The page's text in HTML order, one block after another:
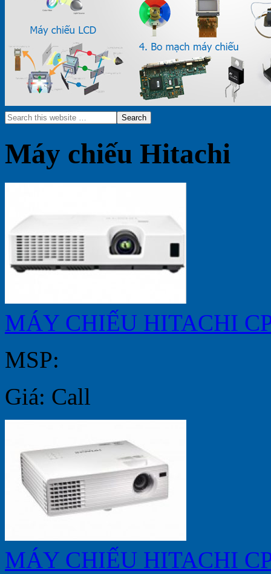
Máy chiếu Hitachi
MÁY CHIẾU HITACHI
MSP:
Giá: Call
MÁY CHIẾU HITACHI